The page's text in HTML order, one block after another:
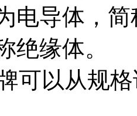
电导体，
绝缘体。
可以从规